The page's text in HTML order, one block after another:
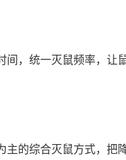
，统一灭鼠频率，让
的综合灭鼠方式，把